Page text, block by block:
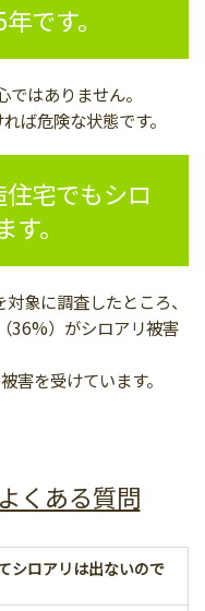
です。
はありません。
ば危険な状態です。
宅でもシロ
。
象に調査したところ、
36%）がシロアリ被害
害を受けています。
くある質問
シロアリは出ないので